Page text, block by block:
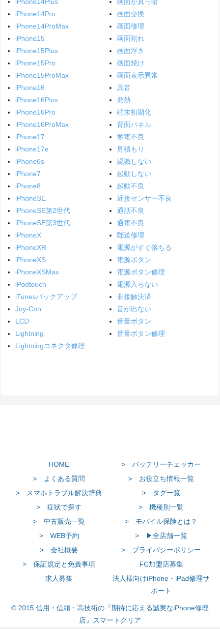
iPhone14Plus
iPhone14Pro
iPhone14ProMax
iPhone15
iPhone15Plus
iPhone15Pro
iPhone15ProMax
iPhone16
iPhone16Plus
iPhone16Pro
iPhone16ProMax
iPhone17
iPhone17e
iPhone6s
iPhone7
iPhone8
iPhoneSE
iPhoneSE第2世代
iPhoneSE第3世代
iPhoneX
iPhoneXR
iPhoneXS
iPhoneXSMax
iPodtouch
iTunesバックアップ
Joy-Con
LCD
Lightning
Lightningコネクタ修理
画面が真っ暗
画面交換
画面修理
画面割れ
画面浮き
画面焼け
画面表示異常
異音
発熱
端末初期化
背面パネル
蓄電不良
見積もり
認識しない
起動しない
起動不良
近接センサー不良
通話不良
通電不良
郵送修理
電源がすぐ落ちる
電源ボタン
電源ボタン修理
電源入らない
非接触決済
音が出ない
音量ボタン
音量ボタン修理
HOME
> バッテリーチェッカー
> よくある質問
> お役立ち情報一覧
> スマホトラブル解決辞典
> タグ一覧
> 症状で探す
> 機種別一覧
> 中古販売一覧
> モバイル保険とは？
> WEB予約
> ▶全店舗一覧
> 会社概要
> プライバシーポリシー
> 保証規定と免責事項
FC加盟店募集
求人募集
法人様向けiPhone・iPad修理サ
ポート
© 2015 信用・信頼・高技術の『期待に応える誠実なiPhone修理
店』スマートクリア